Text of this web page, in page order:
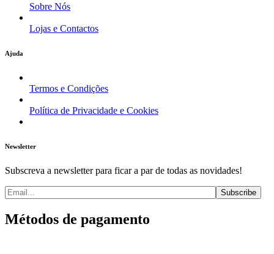
Sobre Nós
Lojas e Contactos
Ajuda
Termos e Condições
Política de Privacidade e Cookies
Newsletter
Subscreva a newsletter para ficar a par de todas as novidades!
Métodos de pagamento